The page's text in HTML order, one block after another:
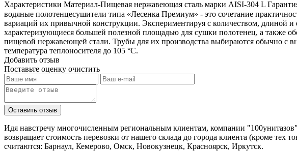
Характеристики Материал-Пищевая нержавеющая сталь марки AISI-304 L
водяные полотенцесушители типа «Лесенка Премиум» - это сочетание
вариаций их привычной конструкции. Экспериментируя с количеством, длиной
характеризующиеся большей полезной площадью для сушки полотенец, а также
пищевой нержавеющей стали. Трубы для их производства выбираются обычно с
температура теплоносителя до 105 °C.
Добавить отзыв
Поставьте оценку очистить
Идя навстречу многочисленным региональным клиентам, компании
возвращает стоимость перевозки от нашего склада до города клиента (кроме
считаются: Барнаул, Кемерово, Омск, Новокузнецк, Красноярск, Иркутск.